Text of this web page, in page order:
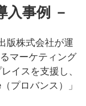
事例 －
版株式会社が運
マーケティング
イスを支援し、
プロバンス）」